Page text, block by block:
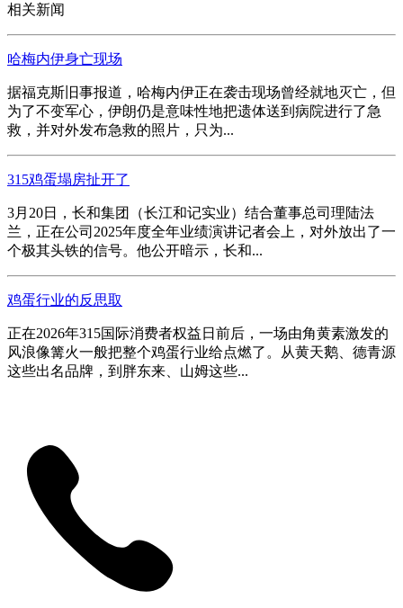
相关新闻
哈梅内伊身亡现场
据福克斯旧事报道，哈梅内伊正在袭击现场曾经就地灭亡，但
为了不变军心，伊朗仍是意味性地把遗体送到病院进行了急
救，并对外发布急救的照片，只为...
315鸡蛋塌房扯开了
3月20日，长和集团（长江和记实业）结合董事总司理陆法
兰，正在公司2025年度全年业绩演讲记者会上，对外放出了一
个极其头铁的信号。他公开暗示，长和...
鸡蛋行业的反思取
正在2026年315国际消费者权益日前后，一场由角黄素激发的
风浪像篝火一般把整个鸡蛋行业给点燃了。从黄天鹅、德青源
这些出名品牌，到胖东来、山姆这些...